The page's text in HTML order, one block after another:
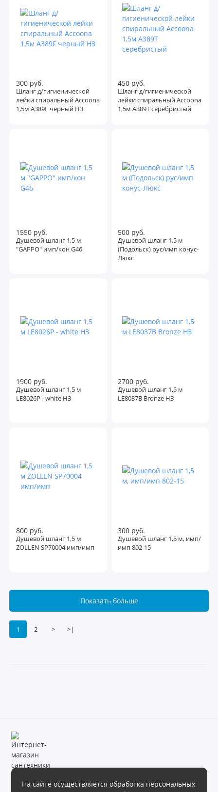
300 руб.
Шланг д/гигиенической
лейки спиральный Accoona
1,5м A389F черный НЗ
450 руб.
Шланг д/гигиенической
лейки спиральный Accoona
1,5м A389T серебристый
1550 руб.
Душевой шланг 1,5 м
"GAPPO" имп/кон G46
500 руб.
Душевой шланг 1,5 м
(Подольск) рус/имп конус-
Люкс
1900 руб.
Душевой шланг 1,5 м
LE8026P - white НЗ
2700 руб.
Душевой шланг 1,5 м
LE8037В Bronze НЗ
800 руб.
Душевой шланг 1,5 м
ZOLLEN SP70004 имп/имп
300 руб.
Душевой шланг 1,5 м, имп/
имп 802-15
1 2 > >|
Показать больше
На сайте осуществляется обработка персональных